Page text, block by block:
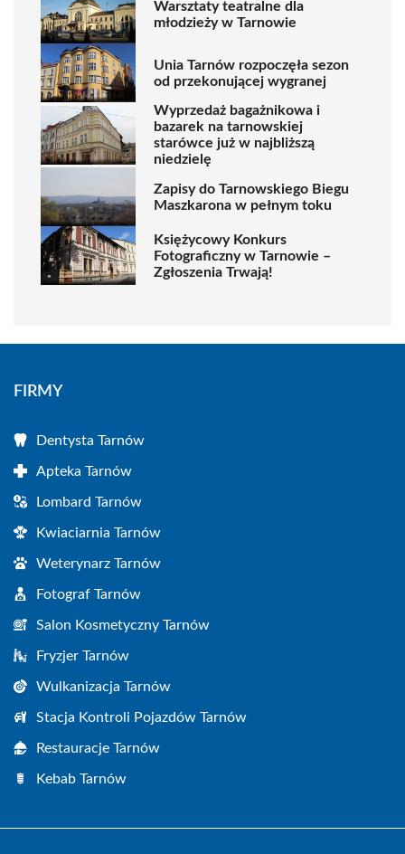
Warsztaty teatralne dla
młodzieży w Tarnowie
Unia Tarnów rozpoczęła sezon
od przekonującej wygranej
Wyprzedaż bagażnikowa i
bazarek na tarnowskiej
starówce już w najbliższą
niedzielę
Zapisy do Tarnowskiego Biegu
Maszkarona w pełnym toku
Księżycowy Konkurs
Fotograficzny w Tarnowie –
Zgłoszenia Trwają!
FIRMY
Dentysta Tarnów
Apteka Tarnów
Lombard Tarnów
Kwiaciarnia Tarnów
Weterynarz Tarnów
Fotograf Tarnów
Salon Kosmetyczny Tarnów
Fryzjer Tarnów
Wulkanizacja Tarnów
Stacja Kontroli Pojazdów Tarnów
Restauracje Tarnów
Kebab Tarnów